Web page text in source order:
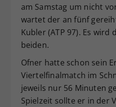
am Samstag um nicht
wartet der an fünf
Kubler (ATP 97). Es wird
beiden.
Ofner hatte schon sein
Viertelfinalmatch im
jeweils nur 56 Minuten
Spielzeit sollte er in der